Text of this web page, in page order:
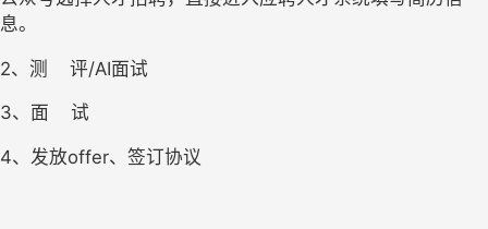
息。
2、测    评/AI面试
3、面    试
4、发放offer、签订协议